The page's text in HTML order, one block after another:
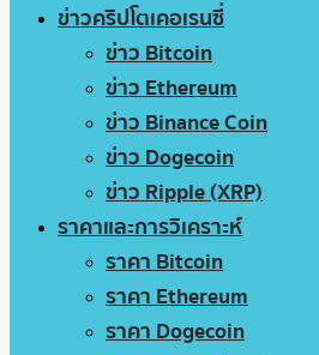
ข่าวคริปโตเคอเรนซี่
ข่าว Bitcoin
ข่าว Ethereum
ข่าว Binance Coin
ข่าว Dogecoin
ข่าว Ripple (XRP)
ราคาและการวิเคราะห์
ราคา Bitcoin
ราคา Ethereum
ราคา Dogecoin